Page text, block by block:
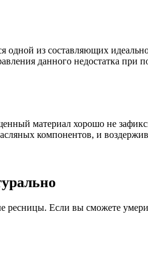
из составляющих
данного недостатка
материал хорошо не
компонентов, и
ресницы. Если вы сможете